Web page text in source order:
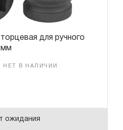
для ручного
мм
НЕТ В НАЛИЧИИ
ожидания